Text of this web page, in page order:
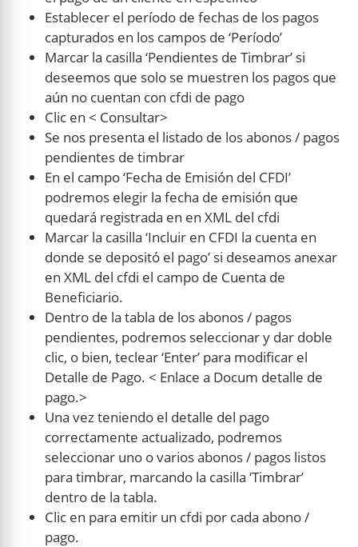
Establecer el período de fechas de los pagos
capturados en los campos de ‘Período’
Marcar la casilla ‘Pendientes de Timbrar’ si
deseemos que solo se muestren los pagos que
aún no cuentan con cfdi de pago
Clic en < Consultar>
Se nos presenta el listado de los abonos / pagos
pendientes de timbrar
En el campo ‘Fecha de Emisión del CFDI’
podremos elegir la fecha de emisión que
quedará registrada en en XML del cfdi
Marcar la casilla ‘Incluir en CFDI la cuenta en
donde se depositó el pago’ si deseamos anexar
en XML del cfdi el campo de Cuenta de
Beneficiario.
Dentro de la tabla de los abonos / pagos
pendientes, podremos seleccionar y dar doble
clic, o bien, teclear ‘Enter’ para modificar el
Detalle de Pago. < Enlace a Docum detalle de
pago.>
Una vez teniendo el detalle del pago
correctamente actualizado, podremos
seleccionar uno o varios abonos / pagos listos
para timbrar, marcando la casilla ‘Timbrar’
dentro de la tabla.
Clic en para emitir un cfdi por cada abono /
pago.